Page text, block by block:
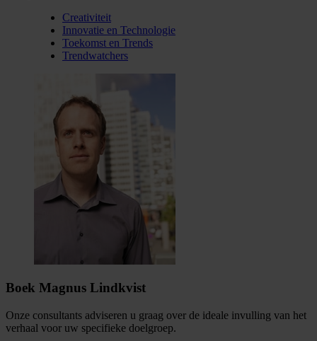
Creativiteit
Innovatie en Technologie
Toekomst en Trends
Trendwatchers
Boek Magnus Lindkvist
Onze consultants adviseren u graag over de ideale invulling van het
verhaal voor uw specifieke doelgroep.